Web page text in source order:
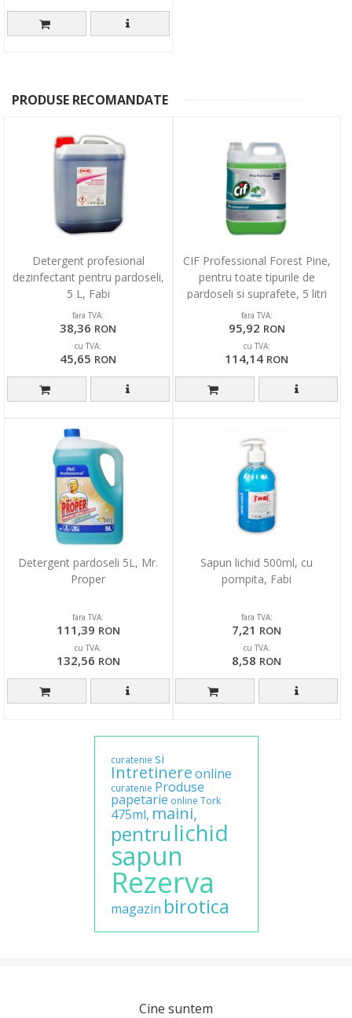
PRODUSE RECOMANDATE
Detergent profesional
dezinfectant pentru pardoseli,
5 L, Fabi
fara TVA:
38,36 RON
cu TVA:
45,65 RON
CIF Professional Forest Pine,
pentru toate tipurile de
pardoseli si suprafete, 5 litri
fara TVA:
95,92 RON
cu TVA:
114,14 RON
Detergent pardoseli 5L, Mr.
Proper
fara TVA:
111,39 RON
cu TVA:
132,56 RON
Sapun lichid 500ml, cu
pompita, Fabi
fara TVA:
7,21 RON
cu TVA:
8,58 RON
curatenie si
Intretinereonline
curatenie Produse
papetarie online Tork
475ml, maini,
pentru lichid
sapun
Rezerva
magazin birotica
Cine suntem